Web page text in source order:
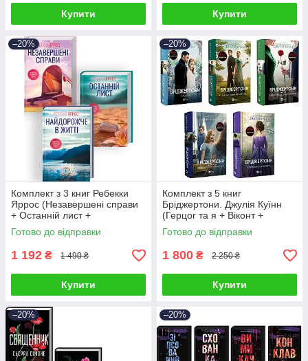
Купити Купити
–20%
Комплект з 3 книг Ребекки
Яррос (Незавершені справи
+ Останній лист +
Найдорожче в житті)
Готово до відправки
1 192 ₴ 1 490 ₴
Купити
–20%
Комплект з 5 книг
Бріджертони. Джулія Куїнн
(Герцог та я + Віконт +
Пропозиція джентльмена +
Серові Філліпу)
Готово до відправки
1 800 ₴ 2 250 ₴
Купити
–20% –20%